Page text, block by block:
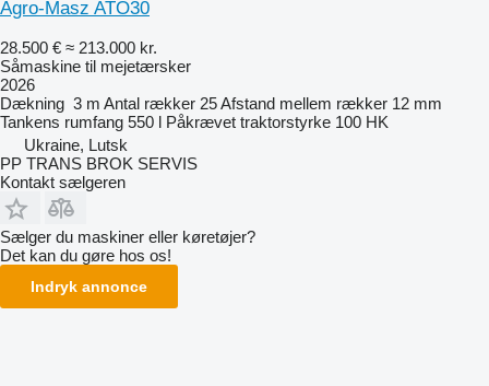
Agro-Masz ATO30
28.500 € ≈ 213.000 kr.
Såmaskine til mejetærsker
2026
Dækning 3 m Antal rækker 25Afstand mellem rækker 12 mm
Tankens rumfang 550 l Påkrævet traktorstyrke 100 HK
Ukraine, Lutsk
PP TRANS BROK SERVIS
Kontakt sælgeren
Sælger du maskiner eller køretøjer?
Det kan du gøre hos os!
Indryk annonce